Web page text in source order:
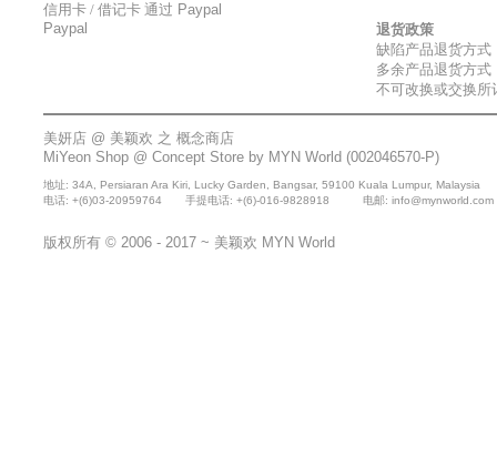
信用卡 / 借记卡 通过 Paypal
Paypal
退货政策
缺陷产品退货方式
多余产品退货方式
不可改换或交换所
美妍店 @ 美颖欢 之 概念商店
MiYeon Shop @ Concept Store by MYN World (002046570-P)
地址: 34A, Persiaran Ara Kiri, Lucky Garden, Bangsar, 59100 Kuala Lumpur, Malaysia
电话: +(6)03-20959764 手提电话: +(6)-016-9828918 电邮:
版权所有 © 2006 - 2017 ~ 美颖欢 MYN World